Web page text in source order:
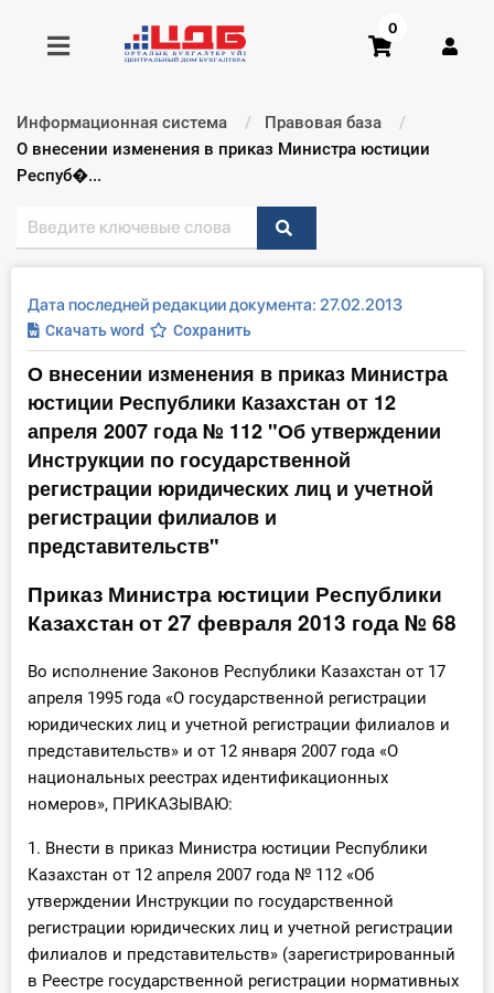
Получить консультацию
Главная ИС
Формы
Консультации
Правовая база
Библиотека бухгалтера
Инструменты
Справочник бухгалтера
Участник ВЭД
Кадры. Труд. Зарплата.
Учет по отраслям
Юридический помощник
Интернет-магазин
0
Информационная система
Правовая база
Текущий:
О внесении изменения в приказ Министра юстиции
Респуб�...
Дата последней редакции документа: 27.02.2013
Скачать word Сохранить
О внесении изменения в приказ Министра
юстиции Республики Казахстан от 12
апреля 2007 года № 112 "Об утверждении
Инструкции по государственной
регистрации юридических лиц и учетной
регистрации филиалов и
представительств"
Приказ Министра юстиции Республики
Казахстан от 27 февраля 2013 года № 68
Во исполнение Законов Республики Казахстан от 17
апреля 1995 года «О государственной регистрации
юридических лиц и учетной регистрации филиалов и
представительств» и от 12 января 2007 года «О
национальных реестрах идентификационных
номеров», ПРИКАЗЫВАЮ:
1. Внести в приказ Министра юстиции Республики
Казахстан от 12 апреля 2007 года № 112 «Об
утверждении Инструкции по государственной
регистрации юридических лиц и учетной регистрации
филиалов и представительств» (зарегистрированный
в Реестре государственной регистрации нормативных